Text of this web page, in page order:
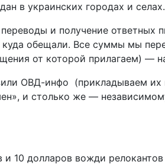
в украинских городах и селах.
и получение
куда обещали. Все суммы мы
от которой прилагаем) —
ОВД-инфо (прикладываем
и столько же —
10 долларов вожди